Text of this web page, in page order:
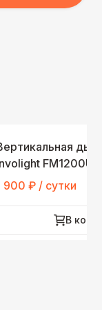
FM1200UP
900 ₽ / сутки
В